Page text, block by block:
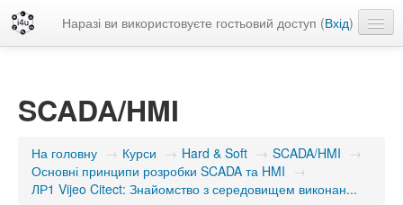
Наразі ви використовуєте гостьовий доступ (Вхід)
SCADA/HMI
На головну → Курси → Hard & Soft → SCADA/HMI →
Основні принципи розробки SCADA та HMI →
ЛР1 Vijeo Citect: Знайомство з середовищем виконан...